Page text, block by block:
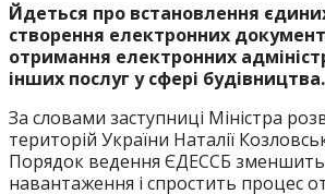
Йдеться про встановлення
створення електронних
отримання електронних
інших послуг у сфері будівництва.
За словами заступниці Міністра
територій України Наталії
Порядок ведення ЄДЕССБ зменшить
навантаження і спростить процес